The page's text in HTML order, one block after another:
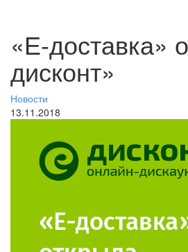
«Е-доставка»
дисконт»
Новости
13.11.2018